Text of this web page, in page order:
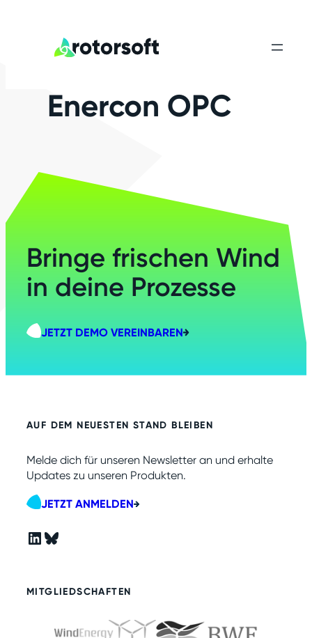
Enercon OPC
Bringe frischen Wind
in deine Prozesse
JETZT DEMO VEREINBAREN
AUF DEM NEUESTEN STAND BLEIBEN
Melde dich für unseren Newsletter an und erhalte
Updates zu unseren Produkten.
JETZT ANMELDEN
LinkedIn Bluesky
MITGLIEDSCHAFTEN